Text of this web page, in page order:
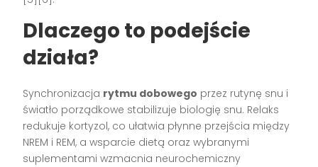
Dlaczego to podejście
działa?
Synchronizacja rytmu dobowego przez rutynę snu i
światło porządkowe stabilizuje biologię snu. Relaks
redukuje kortyzol, co ułatwia płynne przejścia między
NREM i REM, a wsparcie dietą oraz wybranymi
suplementami wzmacnia neurochemiczny